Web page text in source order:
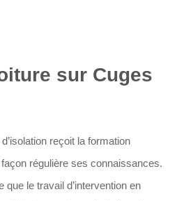
sur Cuges
reçoit la formation
régulière ses connaissances.
que le travail d’intervention en